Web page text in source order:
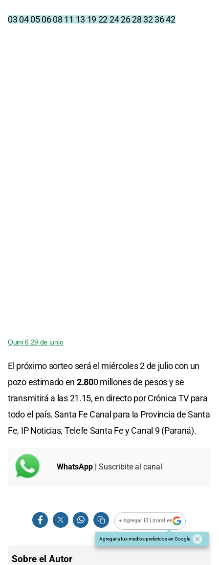
03 04 05 06 08 11 13 19 22 24 26 28 32 36 42
Quini 6 29 de junio
El próximo sorteo será el miércoles 2 de julio con un
pozo estimado en 2.800 millones de pesos y se
transmitirá a las 21.15, en directo por Crónica TV para
todo el país, Santa Fe Canal para la Provincia de Santa
Fe, IP Noticias, Telefe Santa Fe y Canal 9 (Paraná).
WhatsApp | Suscribite al canal
+ Agregar El Litoral en
Agregar a tus medios preferidos en Google
Sobre el Autor